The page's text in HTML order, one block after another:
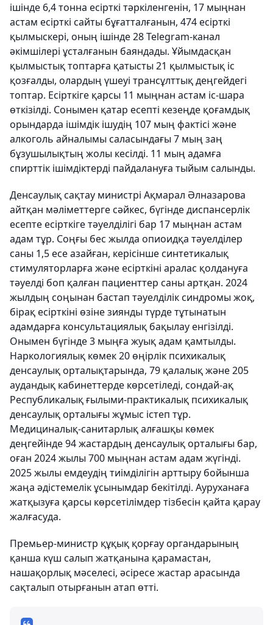
ішінде 6,4 тонна есірткі тәркіленгенін, 17 мыңнан
астам есірткі сайты бұғатталғанын, 474 есірткі
қылмыскері, оның ішінде 28 Telegram-канал
әкімшілері ұсталғанын баяндады. Ұйымдасқан
қылмыстық топтарға қатысты 21 қылмыстық іс
қозғалды, олардың үшеуі трансұлттық деңгейдегі
топтар. Есірткіге қарсы 11 мыңнан астам іс-шара
өткізілді. Сонымен қатар есепті кезеңде қоғамдық
орындарда ішімдік ішудің 107 мың фактісі және
алкоголь айналымы саласындағы 7 мың заң
бұзушылықтың жолы кесілді. 11 мың адамға
спирттік ішімдіктерді пайдалануға тыйым салынды.
Денсаулық сақтау министрі Ақмарал Әлназарова
айтқан мәліметтерге сәйкес, бүгінде диспансерлік
есепте есірткіге тәуелділігі бар 17 мыңнан астам
адам тұр. Соңғы бес жылда опиоидқа тәуелділер
саны 1,5 есе азайған, керісінше синтетикалық
стимуляторларға және есірткіні аралас қолдануға
тәуелді боп қалған пациенттер саны артқан. 2024
жылдың соңынан бастап тәуелділік синдромы жоқ,
бірақ есірткіні өзіне зиянды түрде тұтынатын
адамдарға консультациялық бақылау енгізілді.
Онымен бүгінде 3 мыңға жуық адам қамтылды.
Наркологиялық көмек 20 өңірлік психикалық
денсаулық орталықтарында, 79 қалалық және 205
аудандық кабинеттерде көрсетіледі, сондай-ақ
Республикалық ғылыми-практикалық психикалық
денсаулық орталығы жұмыс істеп тұр.
Медициналық-санитарлық алғашқы көмек
деңгейінде 94 жастардың денсаулық орталығы бар,
оған 2024 жылы 700 мыңнан астам адам жүгінді.
2025 жылы емдеудің тиімділігін арттыру бойынша
жаңа әдістемелік ұсынымдар бекітілді. Ауруханаға
жатқызуға қарсы көрсетілімдер тізбесін қайта қарау
жалғасуда.
Премьер-министр құқық қорғау органдарының
қанша күш салып жатқанына қарамастан,
нашақорлық мәселесі, әсіресе жастар арасында
сақталып отырғанын атап өтті.